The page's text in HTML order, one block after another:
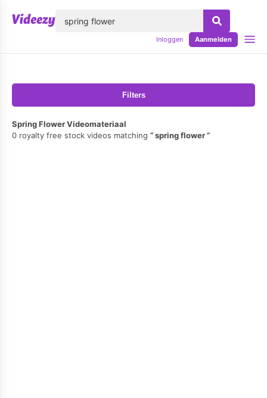
Inloggen Aanmelden
Filters
Spring Flower Videomateriaal
0 royalty free stock videos matching
spring flower